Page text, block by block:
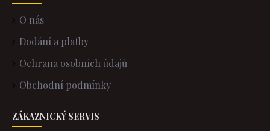
O nás
Dodání a platby
Ochrana osobních údajů
Obchodní podmínky
ZÁKAZNICKÝ SERVIS